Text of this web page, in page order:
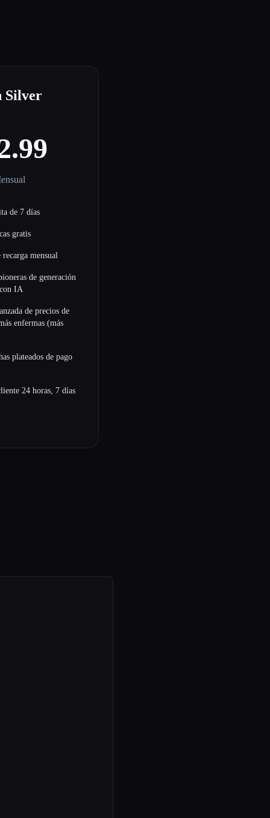
Silver
de 7 días
gratis
mensual
de generación
IA
de precios de
enfermas (más
plateados de pago
24 horas, 7 días